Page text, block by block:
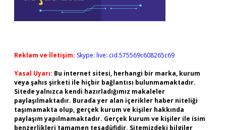
Reklam ve İletişim: Skype: live:.cid.575569c608265c69
Yasal Uyarı: Bu internet sitesi, herhangi bir marka, kurum
veya şahıs şirketi ile hiçbir bağlantısı bulunmamaktadır.
Sitede yalnızca kendi hazırladığımız makaleler
paylaşılmaktadır. Burada yer alan içerikler haber niteliği
taşımamakta olup, gerçek kurum ve kişiler hakkında
paylaşım yapılmamaktadır. Gerçek kurum ve kişiler ile isim
benzerlikleri tamamen tesadüfidir. Sitemizdeki bilgiler